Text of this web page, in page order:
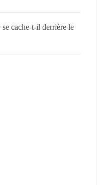
cache-t-il derrière le